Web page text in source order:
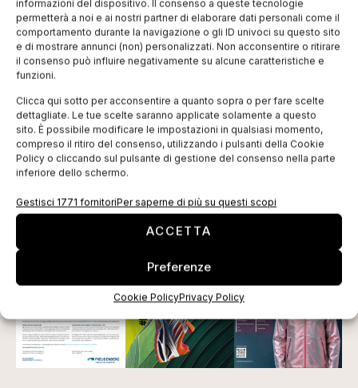
informazioni del dispositivo. Il consenso a queste tecnologie
permetterà a noi e ai nostri partner di elaborare dati personali come il
comportamento durante la navigazione o gli ID univoci su questo sito
e di mostrare annunci (non) personalizzati. Non acconsentire o ritirare
il consenso può influire negativamente su alcune caratteristiche e
funzioni.
Clicca qui sotto per acconsentire a quanto sopra o per fare scelte
dettagliate. Le tue scelte saranno applicate solamente a questo
sito. È possibile modificare le impostazioni in qualsiasi momento,
compreso il ritiro del consenso, utilizzando i pulsanti della Cookie
Policy o cliccando sul pulsante di gestione del consenso nella parte
inferiore dello schermo.
Gestisci 1771 fornitoriPer saperne di più su questi scopi
ACCETTA
Preferenze
Cookie PolicyPrivacy Policy
vendita, CRM e reporting. Oggi più di 1000 insegne e
25000 punti vendita in 75 Paesi scelto le soluzioni
Yourcegid Retail per ottimizzare la propria catena di
fornitore.
Pagine: 12
Tag: Cegid E-commerce
Patrick Bertrand
EDICOLA WEB